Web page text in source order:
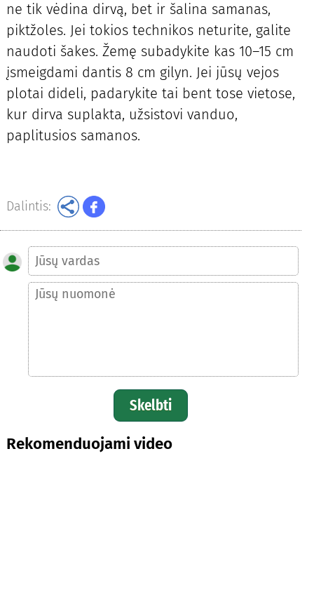
ne tik vėdina dirvą, bet ir šalina samanas,
piktžoles. Jei tokios technikos neturite, galite
naudoti šakes. Žemę subadykite kas 10–15 cm
įsmeigdami dantis 8 cm gilyn. Jei jūsų vejos
plotai dideli, padarykite tai bent tose vietose,
kur dirva suplakta, užsistovi vanduo,
paplitusios samanos.
Dalintis:
Skelbti
Rekomenduojami video